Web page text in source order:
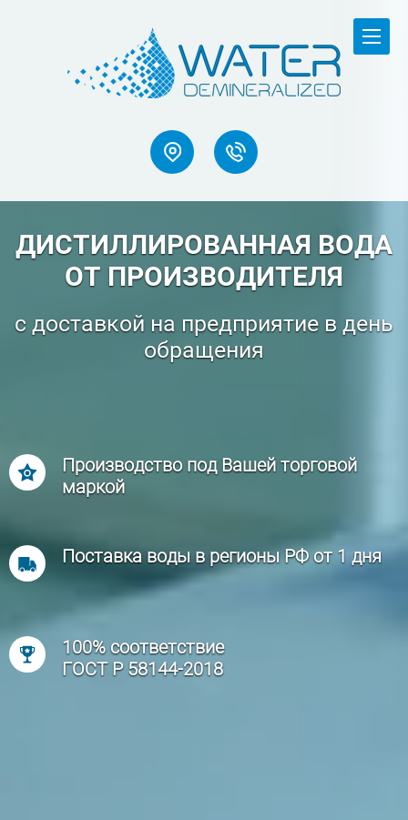
ДИСТИЛЛИРОВАННАЯ ВОДА
ОТ ПРОИЗВОДИТЕЛЯ
с доставкой на предприятие в день
обращения
Производство под Вашей торговой
маркой
Поставка воды в регионы РФ от 1 дня
100% соответствие
ГОСТ Р 58144-2018